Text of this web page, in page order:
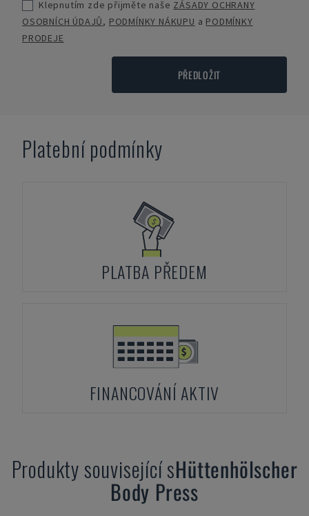
Klepnutím zde přijměte naše ZÁSADY OCHRANY
OSOBNÍCH ÚDAJŮ, PODMÍNKY NÁKUPU a PODMÍNKY
PRODEJE
PŘEDLOŽIT
Platební podmínky
PLATBA PŘEDEM
FINANCOVÁNÍ AKTIV
Produkty související sHüttenhölscher
Body Press